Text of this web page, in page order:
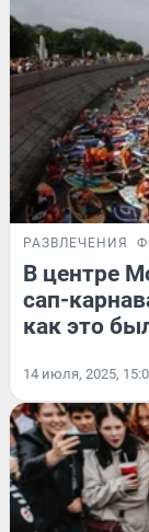
РАЗВЛЕЧЕНИЯ
В центре
сап-
как это
14 июля, 2025,